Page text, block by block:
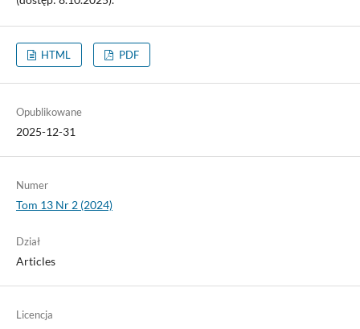
HTML PDF
Opublikowane
2025-12-31
Numer
Tom 13 Nr 2 (2024)
Dział
Articles
Licencja